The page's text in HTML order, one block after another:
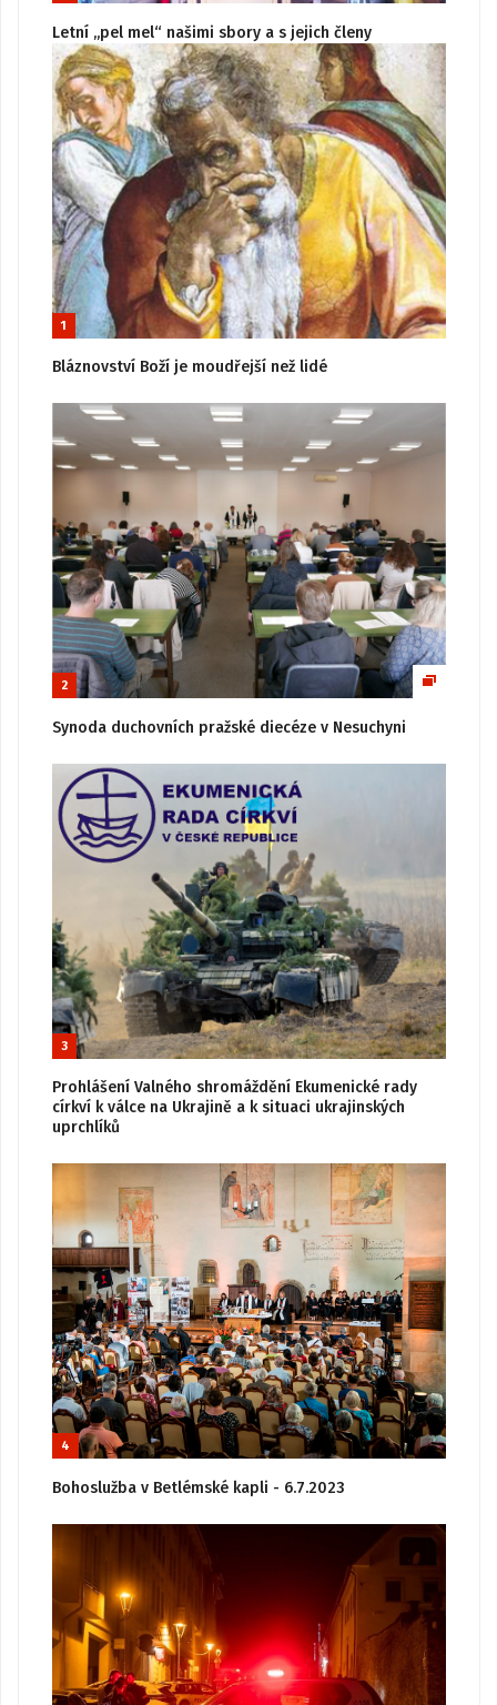
Letní „pel mel“ našimi sbory a s jejich členy
1
Bláznovství Boží je moudřejší než lidé
2
Synoda duchovních pražské diecéze v Nesuchyni
3
Prohlášení Valného shromáždění Ekumenické rady
církví k válce na Ukrajině a k situaci ukrajinských
uprchlíků
4
Bohoslužba v Betlémské kapli - 6.7.2023